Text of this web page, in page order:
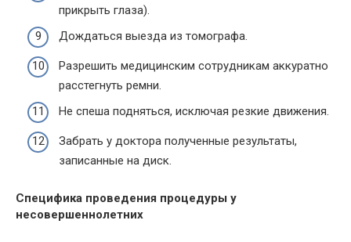
прикрыть глаза).
Дождаться выезда из томографа.
Разрешить медицинским сотрудникам аккуратно
расстегнуть ремни.
Не спеша подняться, исключая резкие движения.
Забрать у доктора полученные результаты,
записанные на диск.
Специфика проведения процедуры у
несовершеннолетних